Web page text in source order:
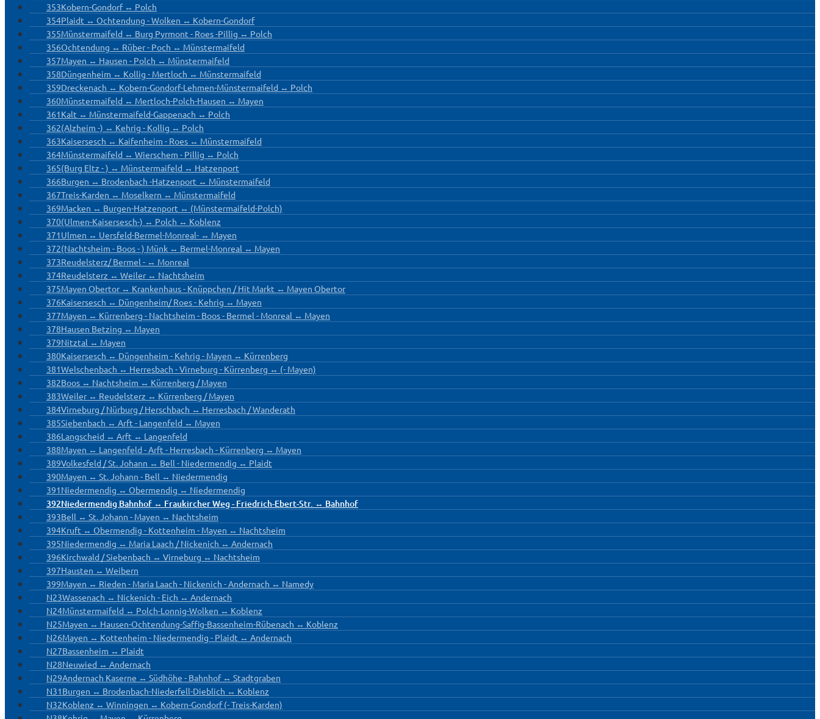
353Kobern-Gondorf ↔ Polch
354Plaidt ↔ Ochtendung - Wolken ↔ Kobern-Gondorf
355Münstermaifeld ↔ Burg Pyrmont - Roes -Pillig ↔ Polch
356Ochtendung ↔ Rüber - Poch ↔ Münstermaifeld
357Mayen ↔ Hausen - Polch ↔ Münstermaifeld
358Düngenheim ↔ Kollig - Mertloch ↔ Münstermaifeld
359Dreckenach ↔ Kobern-Gondorf-Lehmen-Münstermaifeld ↔ Polch
360Münstermaifeld ↔ Mertloch-Polch-Hausen ↔ Mayen
361Kalt ↔ Münstermaifeld-Gappenach ↔ Polch
362(Alzheim -) ↔ Kehrig - Kollig ↔ Polch
363Kaisersesch ↔ Kaifenheim - Roes ↔ Münstermaifeld
364Münstermaifeld ↔ Wierschem - Pillig ↔ Polch
365(Burg Eltz - ) ↔ Münstermaifeld ↔ Hatzenport
366Burgen ↔ Brodenbach -Hatzenport ↔ Münstermaifeld
367Treis-Karden ↔ Moselkern ↔ Münstermaifeld
369Macken ↔ Burgen-Hatzenport ↔ (Münstermaifeld-Polch)
370(Ulmen-Kaisersesch-) ↔ Polch ↔ Koblenz
371Ulmen ↔ Uersfeld-Bermel-Monreal- ↔ Mayen
372(Nachtsheim - Boos - ) Münk ↔ Bermel-Monreal ↔ Mayen
373Reudelsterz/ Bermel - ↔ Monreal
374Reudelsterz ↔ Weiler ↔ Nachtsheim
375Mayen Obertor ↔ Krankenhaus - Knüppchen / Hit Markt ↔ Mayen Obertor
376Kaisersesch ↔ Düngenheim/ Roes - Kehrig ↔ Mayen
377Mayen ↔ Kürrenberg - Nachtsheim - Boos - Bermel - Monreal ↔ Mayen
378Hausen Betzing ↔ Mayen
379Nitztal ↔ Mayen
380Kaisersesch ↔ Düngenheim - Kehrig - Mayen ↔ Kürrenberg
381Welschenbach ↔ Herresbach - Virneburg - Kürrenberg ↔ (- Mayen)
382Boos ↔ Nachtsheim ↔ Kürrenberg / Mayen
383Weiler ↔ Reudelsterz ↔ Kürrenberg / Mayen
384Virneburg / Nürburg / Herschbach ↔ Herresbach / Wanderath
385Siebenbach ↔ Arft - Langenfeld ↔ Mayen
386Langscheid ↔ Arft ↔ Langenfeld
388Mayen ↔ Langenfeld - Arft - Herresbach - Kürrenberg ↔ Mayen
389Volkesfeld / St. Johann ↔ Bell - Niedermendig ↔ Plaidt
390Mayen ↔ St. Johann - Bell ↔ Niedermendig
391Niedermendig ↔ Obermendig ↔ Niedermendig
392Niedermendig Bahnhof ↔ Fraukircher Weg - Friedrich-Ebert-Str. ↔ Bahnhof
393Bell ↔ St. Johann - Mayen ↔ Nachtsheim
394Kruft ↔ Obermendig - Kottenheim - Mayen ↔ Nachtsheim
395Niedermendig ↔ Maria Laach / Nickenich ↔ Andernach
396Kirchwald / Siebenbach ↔ Virneburg ↔ Nachtsheim
397Hausten ↔ Weibern
399Mayen ↔ Rieden - Maria Laach - Nickenich - Andernach ↔ Namedy
N23Wassenach ↔ Nickenich - Eich ↔ Andernach
N24Münstermaifeld ↔ Polch-Lonnig-Wolken ↔ Koblenz
N25Mayen ↔ Hausen-Ochtendung-Saffig-Bassenheim-Rübenach ↔ Koblenz
N26Mayen ↔ Kottenheim - Niedermendig - Plaidt ↔ Andernach
N27Bassenheim ↔ Plaidt
N28Neuwied ↔ Andernach
N29Andernach Kaserne ↔ Südhöhe - Bahnhof ↔ Stadtgraben
N31Burgen ↔ Brodenbach-Niederfell-Dieblich ↔ Koblenz
N32Koblenz ↔ Winningen ↔ Kobern-Gondorf (- Treis-Karden)